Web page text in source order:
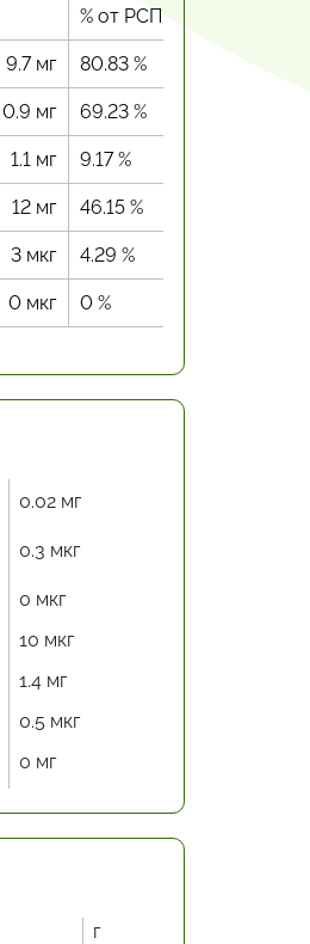
% от РСП
9.7 мг 80.83 %
0.9 мг 69.23 %
1.1 мг 9.17 %
12 мг 46.15 %
3 мкг 4.29 %
0 мкг 0 %
0.02 мг
0.3 мкг
0 мкг
10 мкг
1.4 мг
0.5 мкг
0 мг
г